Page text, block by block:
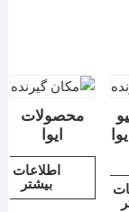
محصولات
ایوا
اطلاعات
بیشتر